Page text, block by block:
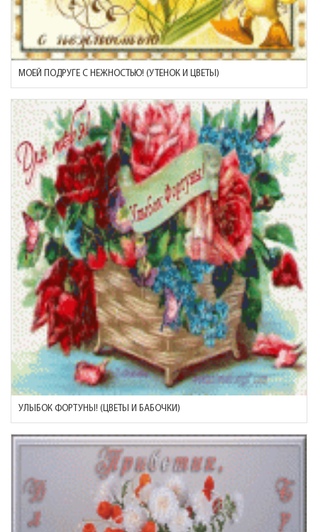
МОЕЙ ПОДРУГЕ С НЕЖНОСТЬЮ! (УТЕНОК И ЦВЕТЫ)
УЛЫБОК ФОРТУНЫ! (ЦВЕТЫ И БАБОЧКИ)